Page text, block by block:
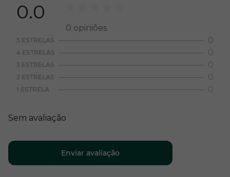
0.0
0 opiniões
5 ESTRELAS 0
4 ESTRELAS 0
3 ESTRELAS 0
2 ESTRELAS 0
1 ESTRELA 0
Sem avaliação
Enviar avaliação